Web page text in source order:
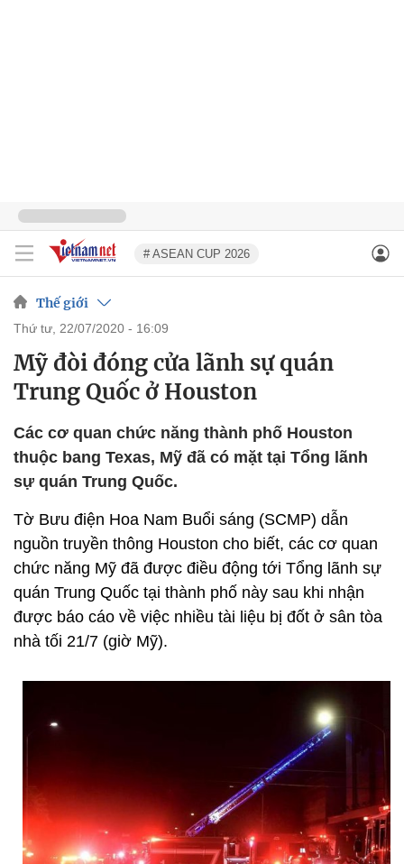
# ASEAN CUP 2026
Thế giới
thứ tư, 22/07/2020 - 16:09
Mỹ đòi đóng cửa lãnh sự quán
Trung Quốc ở Houston
Các cơ quan chức năng thành phố Houston
thuộc bang Texas, Mỹ đã có mặt tại Tổng lãnh
sự quán Trung Quốc.
Tờ Bưu điện Hoa Nam Buổi sáng (SCMP) dẫn
nguồn truyền thông Houston cho biết, các cơ quan
chức năng Mỹ đã được điều động tới Tổng lãnh sự
quán Trung Quốc tại thành phố này sau khi nhận
được báo cáo về việc nhiều tài liệu bị đốt ở sân tòa
nhà tối 21/7 (giờ Mỹ).